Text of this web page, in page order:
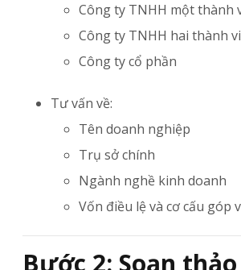
Công ty TNHH một thành
Công ty TNHH hai thành
Công ty cổ phần
Tư vấn về:
Tên doanh nghiệp
Trụ sở chính
Ngành nghề kinh doanh
Vốn điều lệ và cơ cấu góp
Bước 2: Soạn